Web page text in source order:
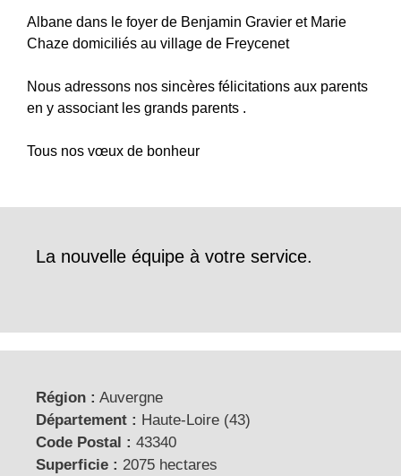
Albane dans le foyer de Benjamin Gravier et Marie
Chaze domiciliés au village de Freycenet
Nous adressons nos sincères félicitations aux parents
en y associant les grands parents .
Tous nos vœux de bonheur
La nouvelle équipe à votre service.
Région : Auvergne
Département : Haute-Loire (43)
Code Postal : 43340
Superficie : 2075 hectares